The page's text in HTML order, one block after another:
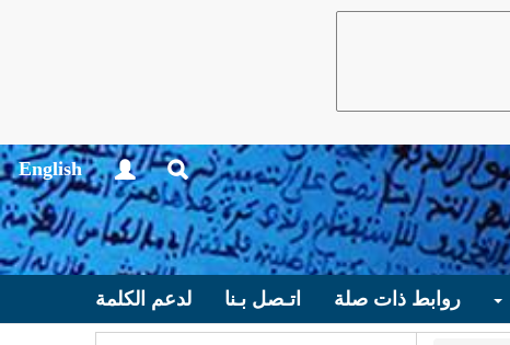
English
روابط ذات صلة اتـصل بـنا لدعم الكلمة